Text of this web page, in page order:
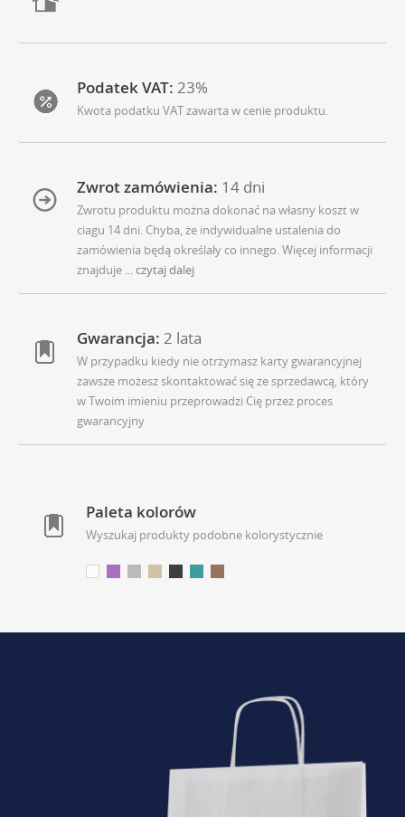
Podatek VAT: 23%
Kwota podatku VAT zawarta w cenie produktu.
Zwrot zamówienia: 14 dni
Zwrotu produktu można dokonać na własny koszt w
ciagu 14 dni. Chyba, że indywidualne ustalenia do
zamówienia będą określały co innego. Więcej informacji
znajduje ... czytaj dalej
Gwarancja: 2 lata
W przypadku kiedy nie otrzymasz karty gwarancyjnej
zawsze możesz skontaktować się ze sprzedawcą, który
w Twoim imieniu przeprowadzi Cię przez proces
gwarancyjny
Paleta kolorów
Wyszukaj produkty podobne kolorystycznie